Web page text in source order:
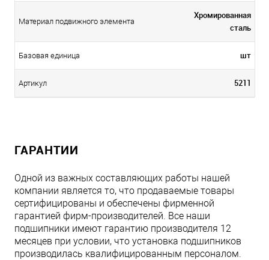
Материал подвижного элемента
Хромированная
сталь
Базовая единица шт
Артикул 5211
ГАРАНТИИ
Одной из важных составляющих работы нашей
компании является то, что продаваемые товары
сертифицированы и обеспечены фирменной
гарантией фирм-производителей. Все наши
подшипники имеют гарантию производителя 12
месяцев при условии, что установка подшипников
производилась квалифицированным персоналом.